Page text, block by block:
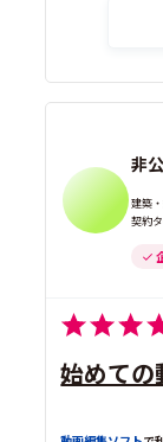
非
建築
契約
始めて